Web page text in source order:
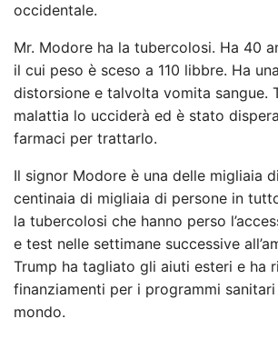
occidentale.
Mr. Modore ha la tubercolosi. Ha 40
il cui peso è sceso a 110 libbre. Ha
distorsione e talvolta vomita sangue.
malattia lo ucciderà ed è stato
farmaci per trattarlo.
Il signor Modore è una delle migliaia
centinaia di migliaia di persone in
la tubercolosi che hanno perso
e test nelle settimane successive
Trump ha tagliato gli aiuti esteri e ha
finanziamenti per i programmi
mondo.